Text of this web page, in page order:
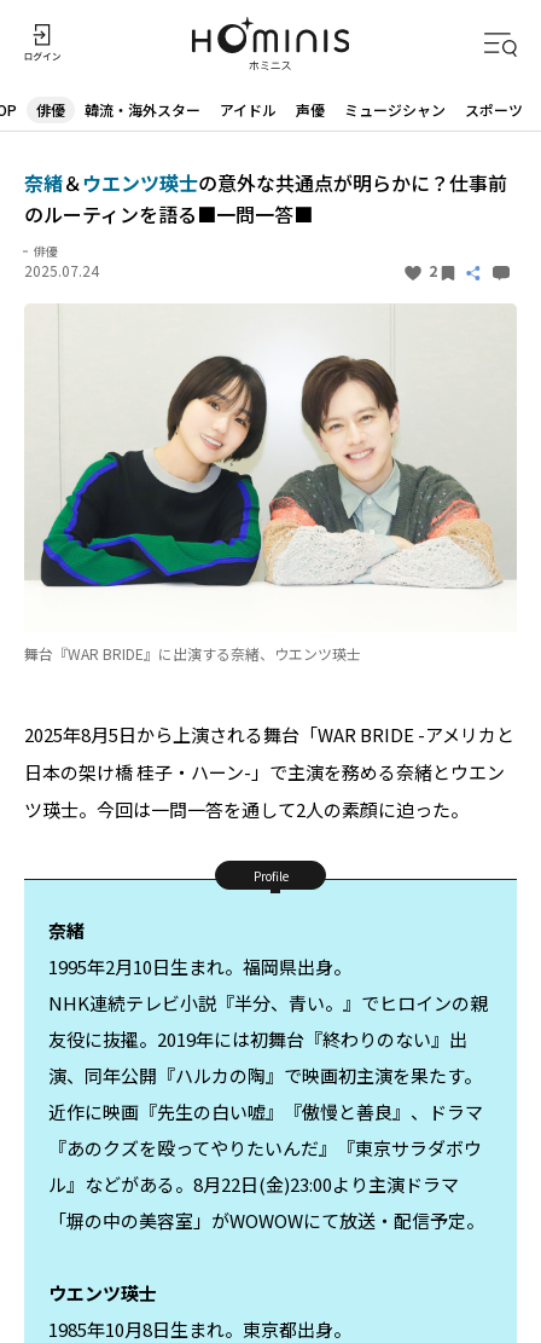
俳優 韓流・海外スター アイドル 声優 ミュージシャン スポーツ
奈緒＆ウエンツ瑛士の意外な共通点が明らかに？仕事前
のルーティンを語る■一問一答■
俳優
2025.07.24 2
舞台『WAR BRIDE』に出演する奈緒、ウエンツ瑛士
2025年8月5日から上演される舞台「WAR BRIDE -アメリカと
日本の架け橋 桂子・ハーン-」で主演を務める奈緒とウエン
ツ瑛士。今回は一問一答を通して2人の素顔に迫った。
Profile
奈緒
1995年2月10日生まれ。福岡県出身。
NHK連続テレビ小説『半分、青い。』でヒロインの親
友役に抜擢。2019年には初舞台『終わりのない』出
演、同年公開『ハルカの陶』で映画初主演を果たす。
近作に映画『先生の白い嘘』『傲慢と善良』、ドラマ
『あのクズを殴ってやりたいんだ』『東京サラダボウ
ル』などがある。8月22日(金)23:00より主演ドラマ
「塀の中の美容室」がWOWOWにて放送・配信予定。
ウエンツ瑛士
1985年10月8日生まれ。東京都出身。